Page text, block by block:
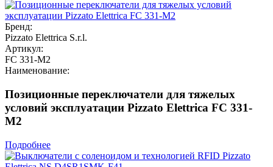
Бренд:
Pizzato Elettrica S.r.l.
Артикул:
FC 331-M2
Наименование:
Позиционные переключатели для тяжелых
условий эксплуатации Pizzato Elettrica FC 331-
M2
Подробнее